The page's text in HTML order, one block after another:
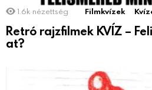
1.6k nézettség Filmkvízek
Retró rajzfilmek KVÍZ –
at?